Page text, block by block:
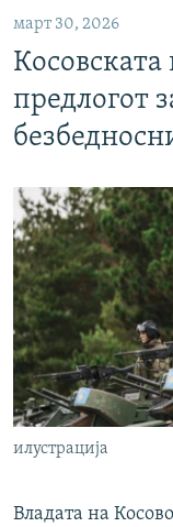
март 30, 2026
Косовската
предлогот
илустрација
Владата на